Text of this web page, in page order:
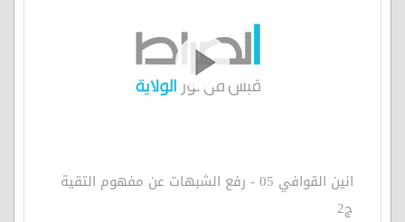
انين القوافي 05 - رفع الشبهات عن مفهوم التقية
ج2